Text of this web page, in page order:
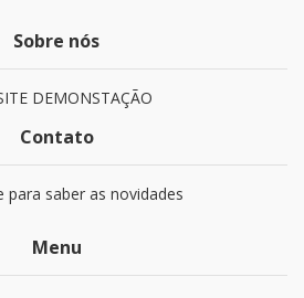
Sobre nós
DEMONSTAÇÃO
Contato
para saber as novidades
Menu